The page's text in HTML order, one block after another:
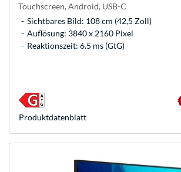
Touchscreen, Android, USB-C
Sichtbares Bild: 108 cm (42,5 Zoll)
Auflösung: 3840 x 2160 Pixel
Reaktionszeit: 6.5 ms (GtG)
Produkt­datenblatt